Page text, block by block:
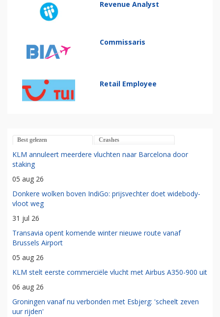
Revenue Analyst
Commissaris
Retail Employee
Best gelezen Crashes
KLM annuleert meerdere vluchten naar Barcelona door
staking
05 aug 26
Donkere wolken boven IndiGo: prijsvechter doet widebody-
vloot weg
31 jul 26
Transavia opent komende winter nieuwe route vanaf
Brussels Airport
05 aug 26
KLM stelt eerste commerciële vlucht met Airbus A350-900 uit
06 aug 26
Groningen vanaf nu verbonden met Esbjerg: 'scheelt zeven
uur rijden'